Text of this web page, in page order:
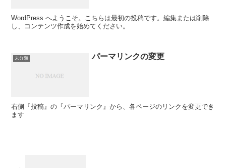
WordPress へようこそ。こちらは最初の投稿です。編集または削除
し、コンテンツ作成を始めてください。
未分類 パーマリンクの変更
右側『投稿』の『パーマリンク』から、各ページのリンクを変更でき
ます